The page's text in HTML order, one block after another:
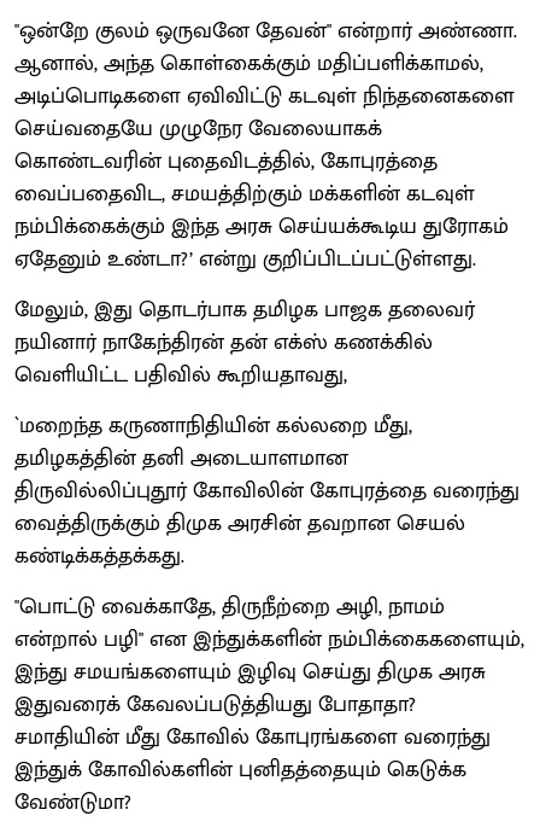
"ஒன்றே குலம் ஒருவனே தேவன்" என்றார் அண்ணா.
ஆனால், அந்த கொள்கைக்கும் மதிப்பளிக்காமல்,
அடிப்பொடிகளை ஏவிவிட்டு கடவுள் நிந்தனைகளை
செய்வதையே முழுநேர வேலையாகக்
கொண்டவரின் புதைவிடத்தில், கோபுரத்தை
வைப்பதைவிட, சமயத்திற்கும் மக்களின் கடவுள்
நம்பிக்கைக்கும் இந்த அரசு செய்யக்கூடிய துரோகம்
ஏதேனும் உண்டா?’ என்று குறிப்பிடப்பட்டுள்ளது.
மேலும், இது தொடர்பாக தமிழக பாஜக தலைவர்
நயினார் நாகேந்திரன் தன் எக்ஸ் கணக்கில்
வெளியிட்ட பதிவில் கூறியதாவது,
`மறைந்த கருணாநிதியின் கல்லறை மீது,
தமிழகத்தின் தனி அடையாளமான
திருவில்லிப்புதூர் கோவிலின் கோபுரத்தை வரைந்து
வைத்திருக்கும் திமுக அரசின் தவறான செயல்
கண்டிக்கத்தக்கது.
"பொட்டு வைக்காதே, திருநீற்றை அழி, நாமம்
என்றால் பழி" என இந்துக்களின் நம்பிக்கைகளையும்,
இந்து சமயங்களையும் இழிவு செய்து திமுக அரசு
இதுவரைக் கேவலப்படுத்தியது போதாதா?
சமாதியின் மீது கோவில் கோபுரங்களை வரைந்து
இந்துக் கோவில்களின் புனிதத்தையும் கெடுக்க
வேண்டுமா?